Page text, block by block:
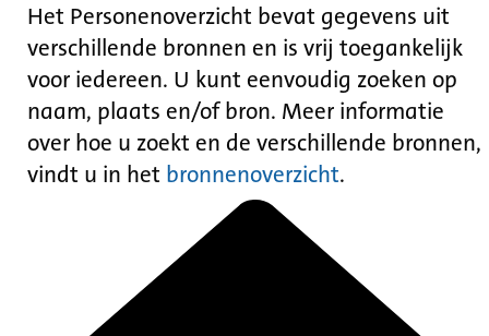
Het Personenoverzicht bevat gegevens uit
verschillende bronnen en is vrij toegankelijk
voor iedereen. U kunt eenvoudig zoeken op
naam, plaats en/of bron. Meer informatie
over hoe u zoekt en de verschillende bronnen,
vindt u in het bronnenoverzicht.